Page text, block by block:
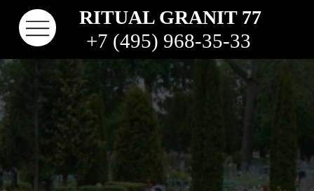
RITUAL GRANIT 77
+7 (495) 968-35-33